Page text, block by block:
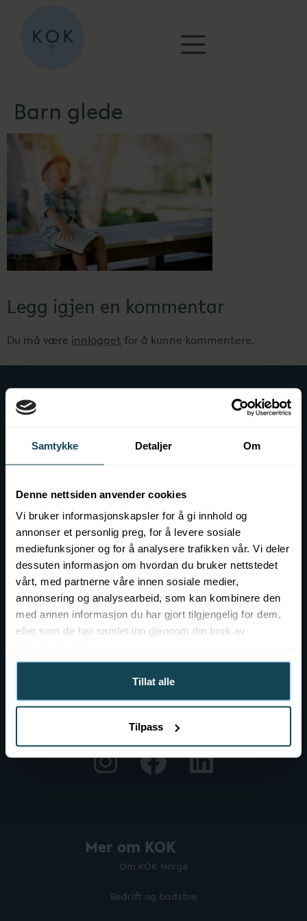
Samtykke Detaljer Om
Denne nettsiden anvender cookies
Vi bruker informasjonskapsler for å gi innhold og
annonser et personlig preg, for å levere sosiale
mediefunksjoner og for å analysere trafikken vår. Vi deler
dessuten informasjon om hvordan du bruker nettstedet
vårt, med partnerne våre innen sosiale medier,
annonsering og analysearbeid, som kan kombinere den
med annen informasjon du har gjort tilgjengelig for dem,
eller som de har samlet inn gjennom din bruk av
Tillat alle
Tilpass
Barn glede
Legg igjen en kommentar
Du må være innloggetfor å kunne kommentere.
Gavekort
Kontakt
Event hos KOK
Ledig stilling
Mer om KOK
Om KOK Norge
Bedrift og badstue